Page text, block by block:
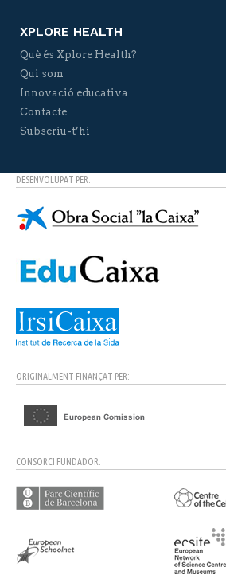
XPLORE HEALTH
Què és Xplore Health?
Qui som
Innovació educativa
Contacte
Subscriu-t’hi
DESENVOLUPAT PER:
ORIGINALMENT FINANÇAT PER:
CONSORCI FUNDADOR: